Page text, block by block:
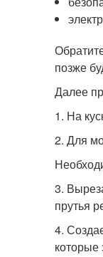
позже
Далее
1. На
2. Для
3.
прутья
4.
которые